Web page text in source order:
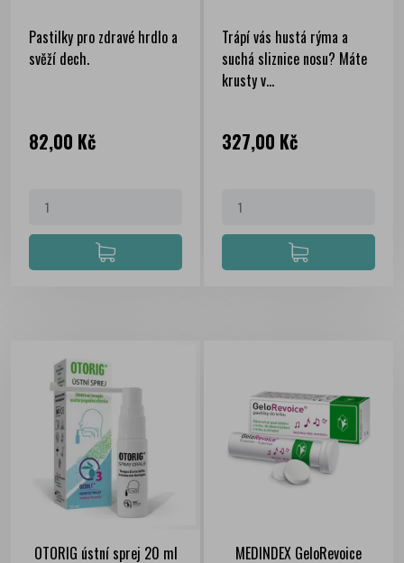
Pastilky pro zdravé hrdlo a
svěží dech.
Cena
82,00 Kč
Trápí vás hustá rýma a
suchá sliznice nosu? Máte
krusty v...
Cena
327,00 Kč
OTORIG ústní sprej 20 ml
MEDINDEX GeloRevoice